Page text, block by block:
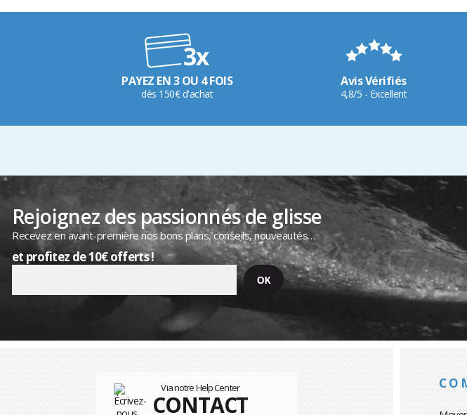
PAYEZ EN 3 OU 4 FOIS
dès 150€ d'achat
Avis Vérifiés
4,8/5 - Excellent
Rejoignez des passionnés de glisse
Recevez en avant-première nos bons plans, conseils, nouveautés…
et profitez de 10€ offerts !
Via notre Help Center
CONTACT